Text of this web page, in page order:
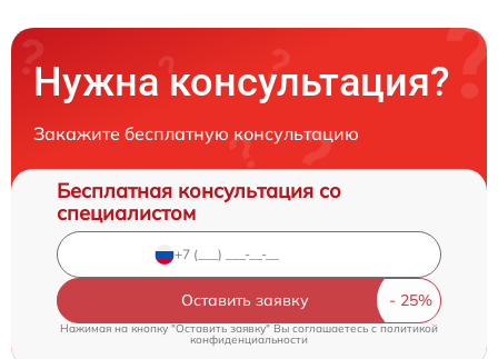
Нужна консультация?
Закажите бесплатную консультацию
Бесплатная консультация со
специалистом
Оставить заявку
Нажимая на кнопку "Оставить заявку" Вы соглашаетесь cполитикой
конфиденциальности